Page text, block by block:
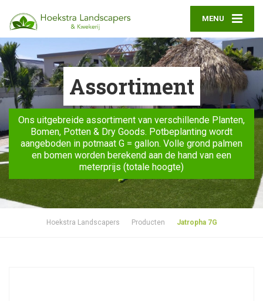
MENU
Assortiment
Ons uitgebreide assortiment van verschillende Planten,
Bomen, Potten & Dry Goods. Potbeplanting wordt
aangeboden in potmaat G = gallon. Volle grond palmen
en bomen worden berekend aan de hand van een
meterprijs (totale hoogte)
Hoekstra Landscapers Producten Jatropha 7G